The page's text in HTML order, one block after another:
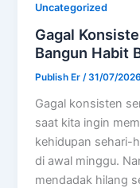
Uncategorized
Gagal
Bangun Habit
Publish Er/31/07/2026
Gagal konsisten
saat kita ingin
kehidupan sehari-
di awal minggu.
mendadak hilang